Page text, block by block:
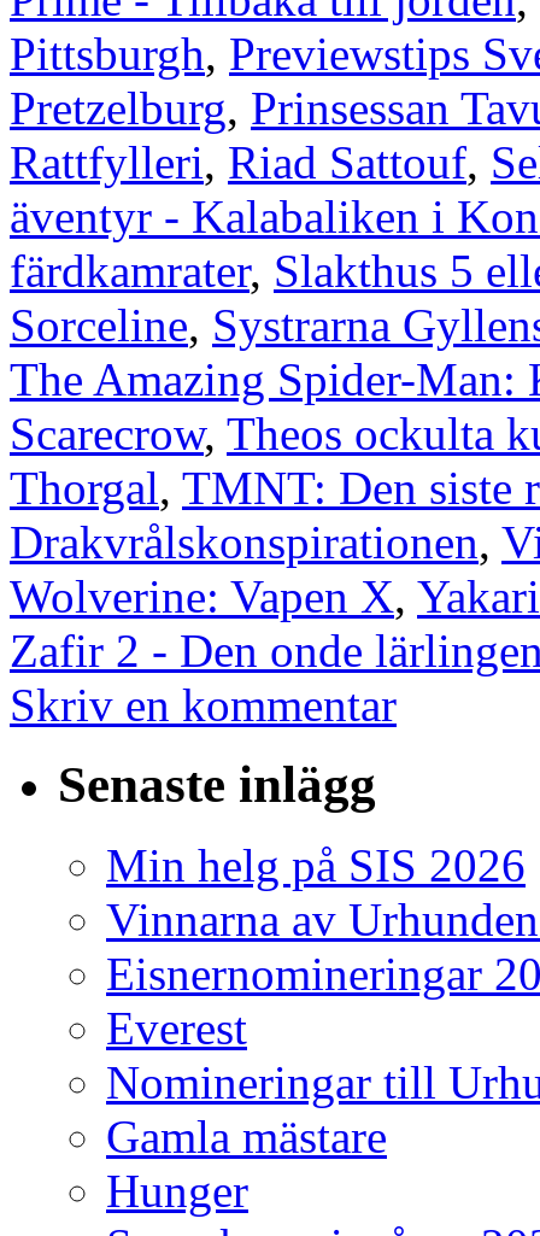
Pittsburgh, Previewstips
Pretzelburg, Prinsessan
Rattfylleri, Riad Sattouf,
äventyr - Kalabaliken i
färdkamrater, Slakthus 5
Sorceline, Systrarna
The Amazing Spider-Man:
Scarecrow, Theos ockulta
Thorgal, TMNT: Den siste
Drakvrålskonspirationen,
Wolverine: Vapen X,
Zafir 2 - Den onde
Skriv en kommentar
Senaste inlägg
Min helg på SIS 2026
Vinnarna av
Eisnernomineringar
Everest
Nomineringar till
Gamla mästare
Hunger